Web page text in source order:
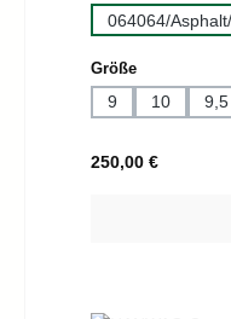
064064/
Größeauswählen
9 10 9,5
Regulärer Preis:
250,00 €